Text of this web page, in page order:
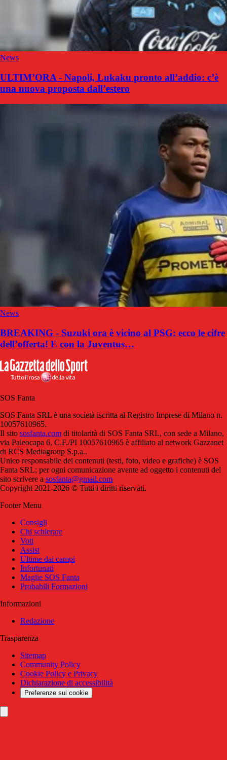
News
ULTIM’ORA - Napoli, Lukaku pronto all’addio: c’è
una nuova proposta dall’estero
News
BREAKING - Suzuki ora è vicino al PSG: ecco le cifre
dell’offerta! E con la Juventus…
SOS Fanta
SOS Fanta SRL è una società iscritta al Registro Imprese di Milano n.
10057610965.
Il sito sosfanta.com di titolarità di SOS Fanta SRL, con sede a Milano,
via Paleocapa 6, C.F./PI 10057610965 è affiliato al network Gazzanet
di RCS Mediagroup S.p.a..
Unico responsabile dei contenuti (testi, foto, video e grafiche) è SOS
Fanta SRL; per ogni comunicazione avente ad oggetto i contenuti del
sito scrivere a sosfanta@gmail.com
Copyright 2021-2026 © Tutti i diritti riservati.
Footer Menu
Consigli
Chi schierare
Voti
Assist
Ultime dai campi
Infortunati
Maglie SOS Fanta
Probabili Formazioni
Informazioni
Redazione
Trasparenza
Sitemap
Community Policy
Cookie Policy e Privacy
Dichiarazione di accessibilità
Preferenze sui cookie